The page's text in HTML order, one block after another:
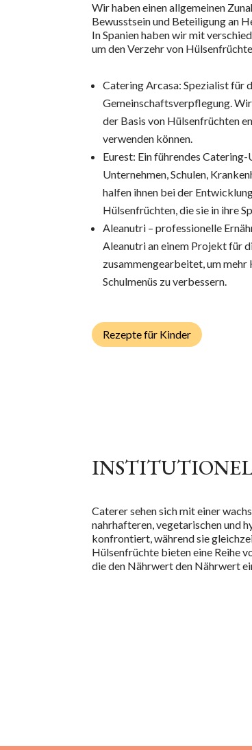
Wir haben einen allgemeinen
Bewusstsein und Beteiligung an
In Spanien haben wir mit
um den Verzehr von
Catering Arcasa: Spezialist für
Gemeinschaftsverpflegung.
der Basis von Hülsenfrüchten
verwenden können.
Eurest: Ein führendes
Unternehmen, Schulen,
halfen ihnen bei der
Hülsenfrüchten, die sie in ihre
Aleanutri – professionelle
Aleanutri an einem Projekt für
zusammengearbeitet, um
Schulmenüs zu verbessern.
Rezepte für Kinder
Caterer sehen sich mit einer
nahrhafteren, vegetarischen und
konfrontiert, während sie
Hülsenfrüchte bieten eine Reihe
die den Nährwertden Nährwert